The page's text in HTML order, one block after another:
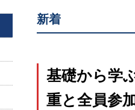
新着
基礎から学
重と全員参